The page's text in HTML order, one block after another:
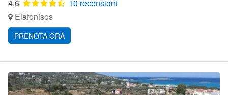
4,6
10 recensioni
Elafonisos
PRENOTA ORA